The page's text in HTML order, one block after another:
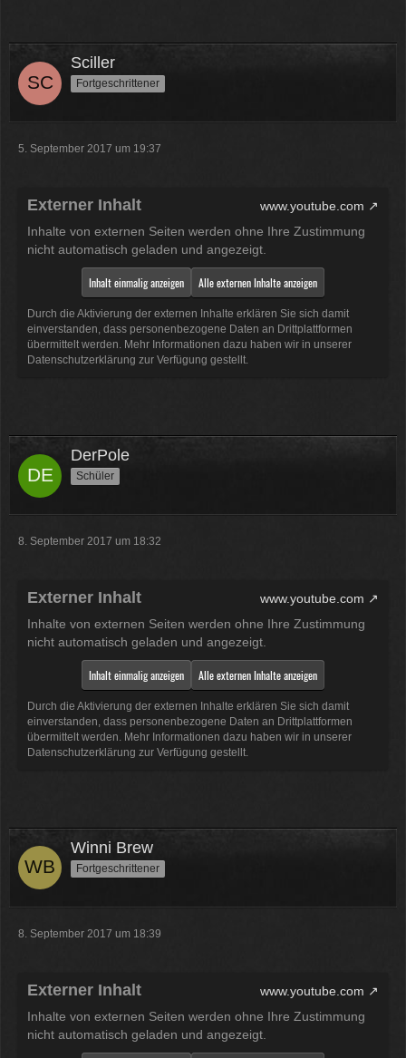
Sciller
Fortgeschrittener
5. September 2017 um 19:37
Externer Inhalt
www.youtube.com
Inhalte von externen Seiten werden ohne Ihre Zustimmung
nicht automatisch geladen und angezeigt.
Inhalt einmalig anzeigen Alle externen Inhalte anzeigen
Durch die Aktivierung der externen Inhalte erklären Sie sich damit
einverstanden, dass personenbezogene Daten an Drittplattformen
übermittelt werden. Mehr Informationen dazu haben wir in unserer
Datenschutzerklärung zur Verfügung gestellt.
DerPole
Schüler
8. September 2017 um 18:32
Externer Inhalt
www.youtube.com
Inhalte von externen Seiten werden ohne Ihre Zustimmung
nicht automatisch geladen und angezeigt.
Inhalt einmalig anzeigen Alle externen Inhalte anzeigen
Durch die Aktivierung der externen Inhalte erklären Sie sich damit
einverstanden, dass personenbezogene Daten an Drittplattformen
übermittelt werden. Mehr Informationen dazu haben wir in unserer
Datenschutzerklärung zur Verfügung gestellt.
Winni Brew
Fortgeschrittener
8. September 2017 um 18:39
Externer Inhalt
www.youtube.com
Inhalte von externen Seiten werden ohne Ihre Zustimmung
nicht automatisch geladen und angezeigt.